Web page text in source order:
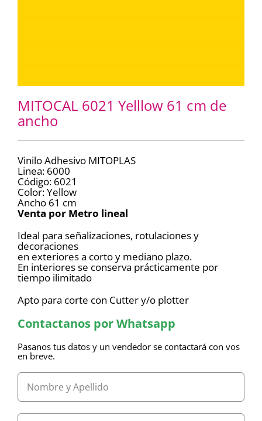
MITOCAL 6021 Yelllow 61 cm de
ancho
Vinilo Adhesivo MITOPLAS
Linea: 6000
Código: 6021
Color: Yellow
Ancho 61 cm
Venta por Metro lineal
Ideal para señalizaciones, rotulaciones y
decoraciones
en exteriores a corto y mediano plazo.
En interiores se conserva prácticamente por
tiempo ilimitado
Apto para corte con Cutter y/o plotter
Contactanos por Whatsapp
Pasanos tus datos y un vendedor se contactará con vos
en breve.